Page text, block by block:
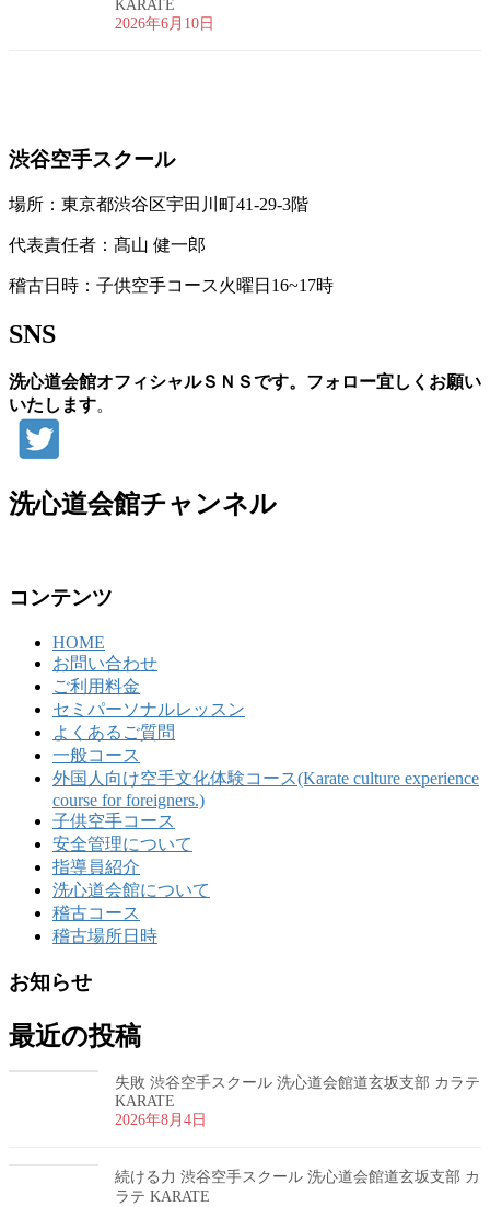
KARATE
2026年6月10日
渋谷空手スクール
場所：東京都渋谷区宇田川町41-29-3階
代表責任者：髙山 健一郎
稽古日時：子供空手コース火曜日16~17時
SNS
洗心道会館オフィシャルＳＮＳです。フォロー宜しくお願い
いたします。
洗心道会館チャンネル
コンテンツ
HOME
お問い合わせ
ご利用料金
セミパーソナルレッスン
よくあるご質問
一般コース
外国人向け空手文化体験コース(Karate culture experience
course for foreigners.)
子供空手コース
安全管理について
指導員紹介
洗心道会館について
稽古コース
稽古場所日時
お知らせ
最近の投稿
失敗 渋谷空手スクール 洗心道会館道玄坂支部 カラテ
KARATE
2026年8月4日
続ける力 渋谷空手スクール 洗心道会館道玄坂支部 カ
ラテ KARATE